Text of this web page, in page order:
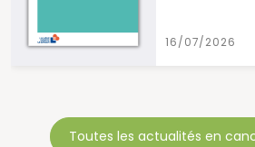
16/07/2026
Toutes les actualités en